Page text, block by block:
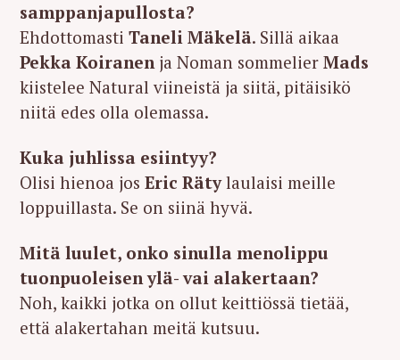
samppanjapullosta?
Ehdottomasti Taneli Mäkelä. Sillä aikaa
Pekka Koiranenja Noman sommelier Mads
kiistelee Natural viineistä ja siitä, pitäisikö
niitä edes olla olemassa.
Kuka juhlissa esiintyy?
Olisi hienoa jos Eric Rätylaulaisi meille
loppuillasta. Se on siinä hyvä.
Mitä luulet, onko sinulla menolippu
tuonpuoleisen ylä- vai alakertaan?
Noh, kaikki jotka on ollut keittiössä tietää,
että alakertahan meitä kutsuu.